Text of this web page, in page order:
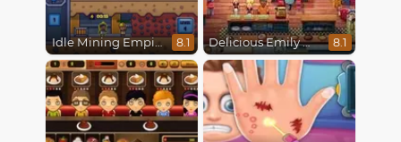
Idle Mining Empire 8.1 Delicious Emily New Beginning 8.1